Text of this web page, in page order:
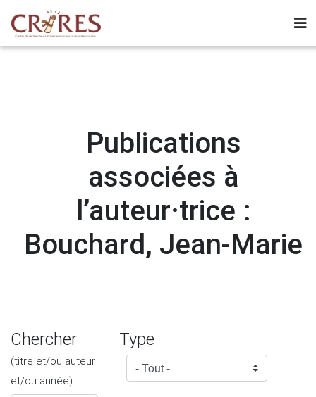
Publications
associées à
l’auteur·trice :
Bouchard, Jean-Marie
Chercher
(titre et/ou auteur
et/ou année)
Type